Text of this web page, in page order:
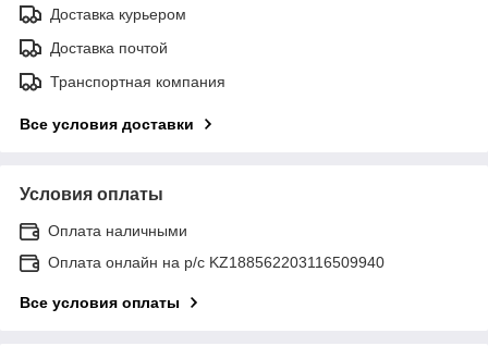
Доставка курьером
Доставка почтой
Транспортная компания
Все условия доставки
Условия оплаты
Оплата наличными
Оплата онлайн на р/с KZ188562203116509940
Все условия оплаты